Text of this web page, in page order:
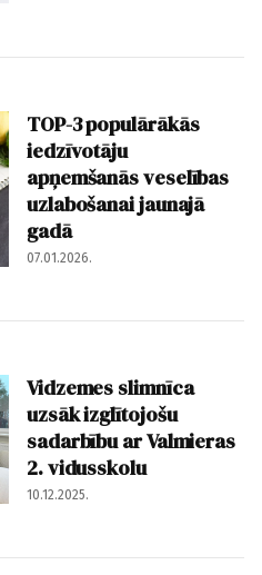
TOP-3 populārākās
iedzīvotāju
apņemšanās veselības
uzlabošanai jaunajā
gadā
07.01.2026.
Vidzemes slimnīca
uzsāk izglītojošu
sadarbību ar Valmieras
2. vidusskolu
10.12.2025.